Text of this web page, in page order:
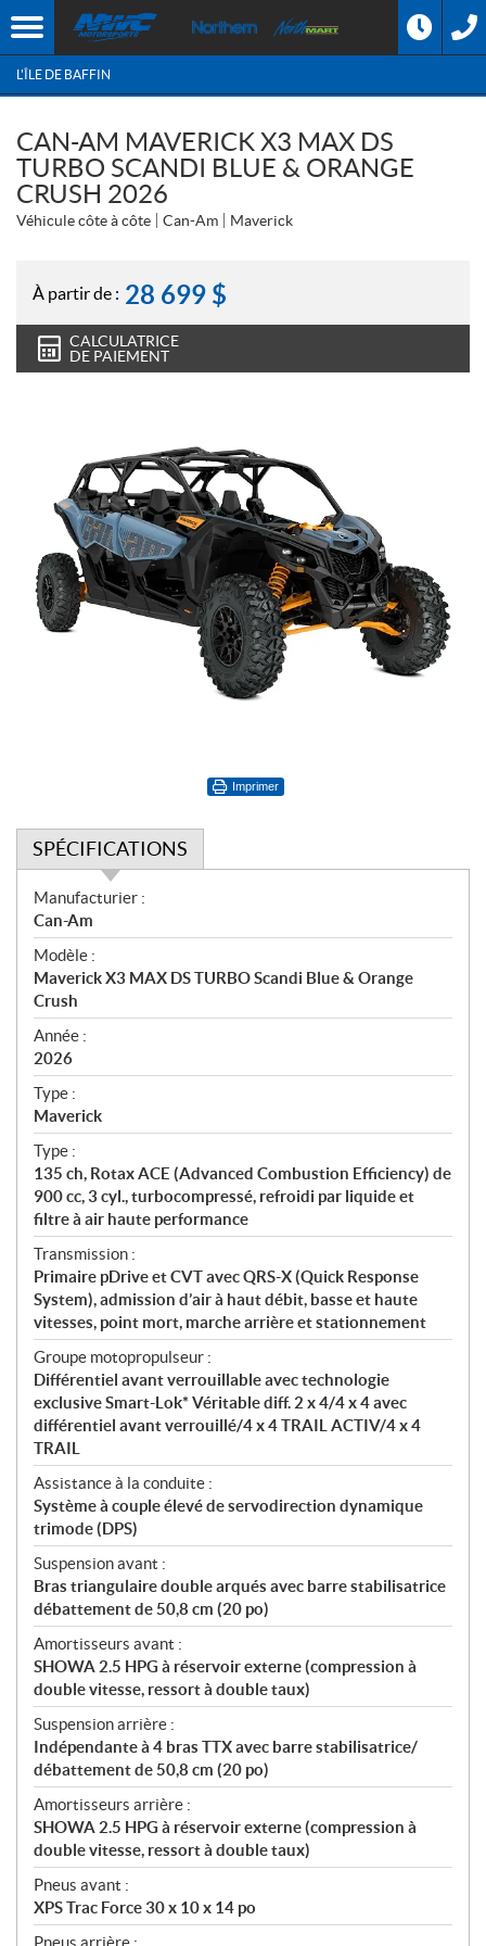
L'ÎLE DE BAFFIN
CAN-AM MAVERICK X3 MAX DS
TURBO SCANDI BLUE & ORANGE
CRUSH 2026
Véhicule côte à côte Can-Am Maverick
À partir de : 28 699 $
CALCULATRICE
DE PAIEMENT
Imprimer
SPÉCIFICATIONS
S
p
é
c
i
f
i
c
a
t
i
o
n
s
Manufacturier :
Can-Am
Modèle :
Maverick X3 MAX DS TURBO Scandi Blue & Orange
Crush
Année :
2026
Type :
Maverick
Type :
135 ch, Rotax ACE (Advanced Combustion Efficiency) de
900 cc, 3 cyl., turbocompressé, refroidi par liquide et
filtre à air haute performance
Transmission :
Primaire pDrive et CVT avec QRS-X (Quick Response
System), admission d’air à haut débit, basse et haute
vitesses, point mort, marche arrière et stationnement
Groupe motopropulseur :
Différentiel avant verrouillable avec technologie
exclusive Smart-Lok* Véritable diff. 2 x 4/4 x 4 avec
différentiel avant verrouillé/4 x 4 TRAIL ACTIV/4 x 4
TRAIL
Assistance à la conduite :
Système à couple élevé de servodirection dynamique
trimode (DPS)
Suspension avant :
Bras triangulaire double arqués avec barre stabilisatrice
débattement de 50,8 cm (20 po)
Amortisseurs avant :
SHOWA 2.5 HPG à réservoir externe (compression à
double vitesse, ressort à double taux)
Suspension arrière :
Indépendante à 4 bras TTX avec barre stabilisatrice/
débattement de 50,8 cm (20 po)
Amortisseurs arrière :
SHOWA 2.5 HPG à réservoir externe (compression à
double vitesse, ressort à double taux)
Pneus avant :
XPS Trac Force 30 x 10 x 14 po
Pneus arrière :